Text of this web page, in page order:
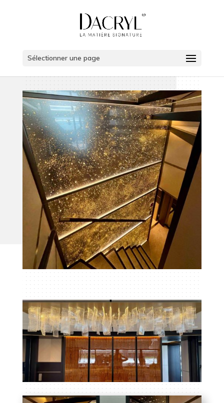
Sélectionner une page